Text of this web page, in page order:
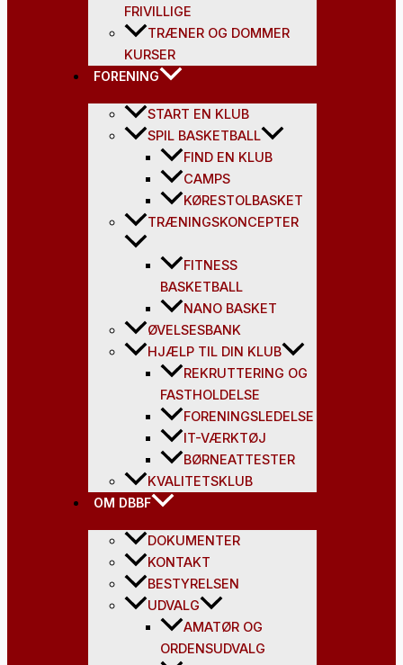
FRIVILLIGE
TRÆNER OG DOMMER
KURSER
FORENING
START EN KLUB
SPIL BASKETBALL
FIND EN KLUB
CAMPS
KØRESTOLBASKET
TRÆNINGSKONCEPTER
FITNESS
BASKETBALL
NANO BASKET
ØVELSESBANK
HJÆLP TIL DIN KLUB
REKRUTTERING OG
FASTHOLDELSE
FORENINGSLEDELSE
IT-VÆRKTØJ
BØRNEATTESTER
KVALITETSKLUB
OM DBBF
DOKUMENTER
KONTAKT
BESTYRELSEN
UDVALG
AMATØR OG
ORDENSUDVALG